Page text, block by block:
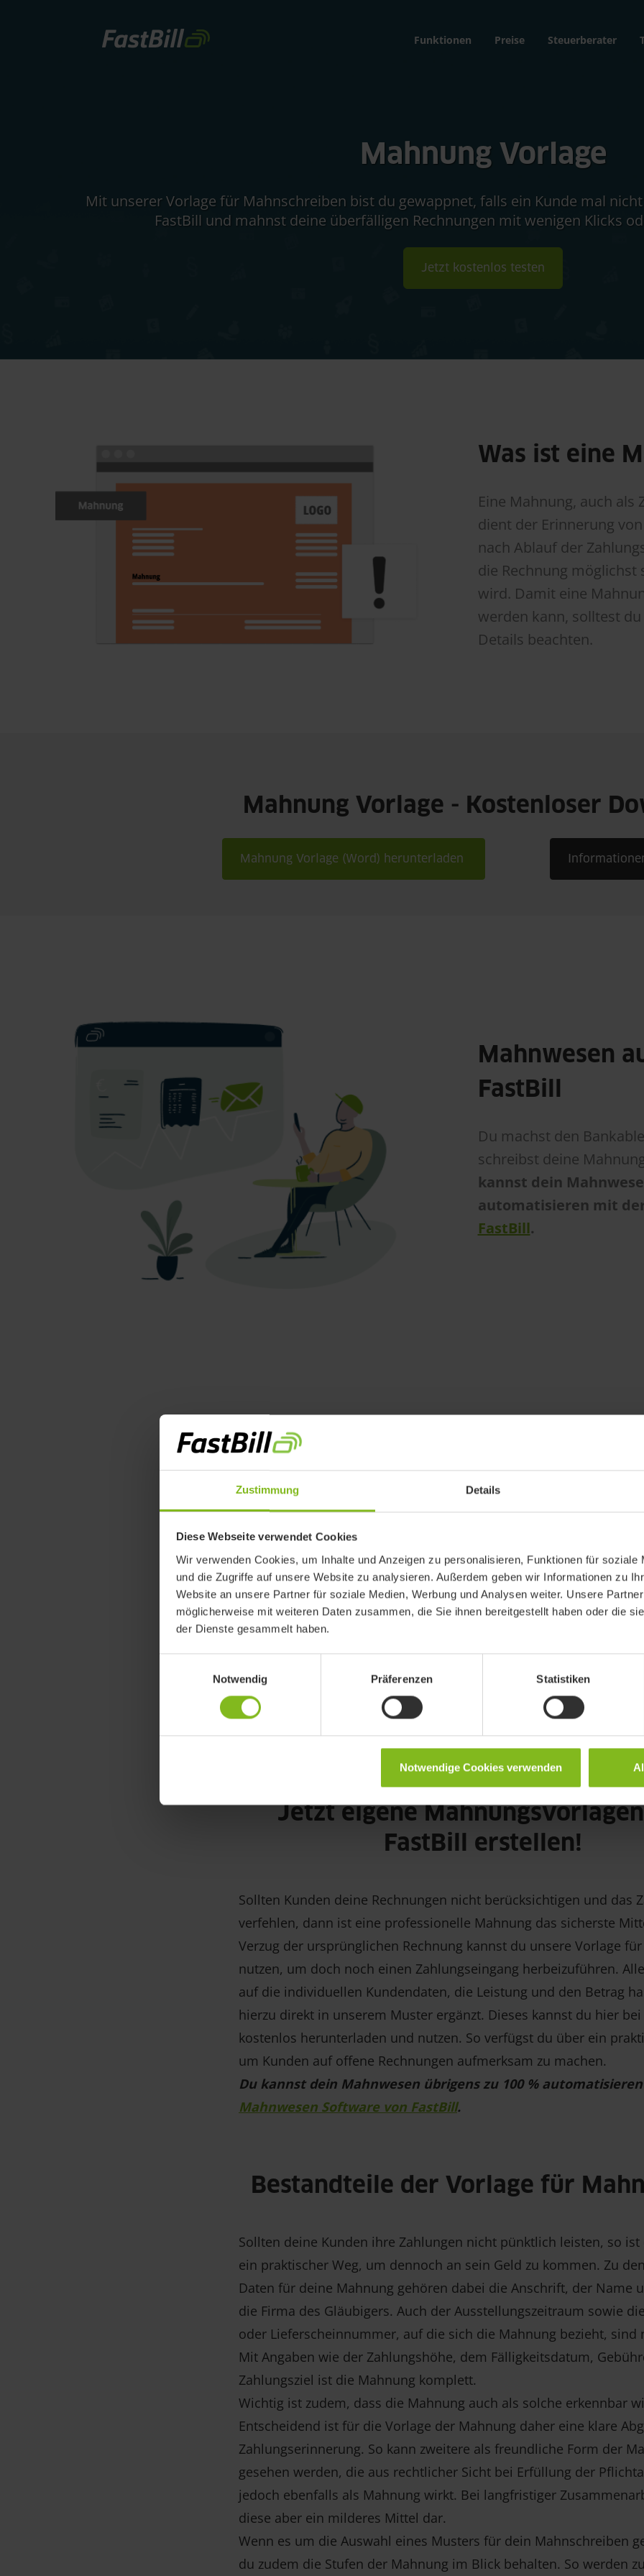
Zustimmung Details
Diese Webseite verwendet Cookies
Wir verwenden Cookies, um Inhalte und Anzeigen zu personalisieren, Funktionen für soziale
und die Zugriffe auf unsere Website zu analysieren. Außerdem geben wir Informationen zu
Website an unsere Partner für soziale Medien, Werbung und Analysen weiter. Unsere
möglicherweise mit weiteren Daten zusammen, die Sie ihnen bereitgestellt haben oder die
der Dienste gesammelt haben.
Notwendig
Präferenzen Statistiken
Notwendige Cookies verwenden
Funktionen Preise Steuerberater
Mahnung Vorlage
Mit unserer Vorlage für Mahnschreiben bist du gewappnet, falls ein Kunde mal
FastBill und mahnst deine überfälligen Rechnungen mit wenigen Klicks
Jetzt kostenlos testen
Was ist eine
Eine Mahnung, auch
dient der Erinnerung
nach Ablauf der
die Rechnung möglichst
wird. Damit eine
werden kann, solltest
Details beachten.
Mahnung Vorlage - Kostenloser
Mahnung Vorlage (Word) herunterladen
Mahnwesen
FastBill
Du machst den
schreibst deine
kannst dein
automatisieren mit
FastBill.
Was ist der Unterschied
Mahnung und einer
den offenen Rechnungsbetrag zu begleichen, bevor er in Verzug
in der Regel kurz nach dem Fälligkeitsdatum der Rechnung
Schuldner an die ausstehende Zahlung zu erinnern. Eine
Mahnung wird oft eine Frist gesetzt und möglicherweise auch
Gebühren für den Verzug angekündigt. Du kannst unser Muster
auch für Zahlungserinnerungen nutzen.
Jetzt eigene
FastBill erstellen!
Sollten Kunden deine Rechnungen nicht berücksichtigen und das
verfehlen, dann ist eine professionelle Mahnung das sicherste
Verzug der ursprünglichen Rechnung kannst du unsere Vorlage
nutzen, um doch noch einen Zahlungseingang herbeizuführen.
auf die individuellen Kundendaten, die Leistung und den Betrag
hierzu direkt in unserem Muster ergänzt. Dieses kannst du hier
kostenlos herunterladen und nutzen. So verfügst du über ein
um Kunden auf offene Rechnungen aufmerksam zu machen.
Du kannst dein Mahnwesen übrigens zu 100 %
Mahnwesen Software von FastBill.
Bestandteile der Vorlage für
Sollten deine Kunden ihre Zahlungen nicht pünktlich leisten, so ist
ein praktischer Weg, um dennoch an sein Geld zu kommen. Zu
Daten für deine Mahnung gehören dabei die Anschrift, der Name
die Firma des Gläubigers. Auch der Ausstellungszeitraum sowie
oder Lieferscheinnummer, auf die sich die Mahnung bezieht, sind
Mit Angaben wie der Zahlungshöhe, dem Fälligkeitsdatum,
Zahlungsziel ist die Mahnung komplett.
Wichtig ist zudem, dass die Mahnung auch als solche erkennbar
Entscheidend ist für die Vorlage der Mahnung daher eine klare
Zahlungserinnerung. So kann zweitere als freundliche Form der
gesehen werden, die aus rechtlicher Sicht bei Erfüllung der
jedoch ebenfalls als Mahnung wirkt. Bei langfristiger
diese aber ein milderes Mittel dar.
Wenn es um die Auswahl eines Musters für dein Mahnschreiben
du zudem die Stufen der Mahnung im Blick behalten. So werden